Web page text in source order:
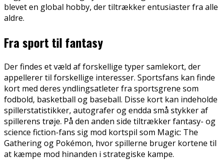
blevet en global hobby, der tiltrækker entusiaster fra alle
aldre.
Fra sport til fantasy
Der findes et væld af forskellige typer samlekort, der
appellerer til forskellige interesser. Sportsfans kan finde
kort med deres yndlingsatleter fra sportsgrene som
fodbold, basketball og baseball. Disse kort kan indeholde
spillerstatistikker, autografer og endda små stykker af
spillerens trøje. På den anden side tiltrækker fantasy- og
science fiction-fans sig mod kortspil som Magic: The
Gathering og Pokémon, hvor spillerne bruger kortene til
at kæmpe mod hinanden i strategiske kampe.